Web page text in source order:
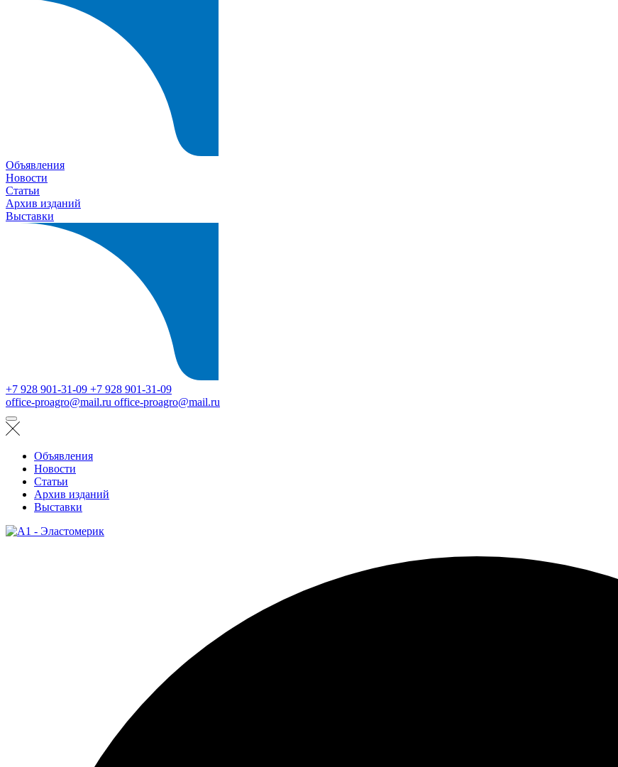
Объявления
Новости
Статьи
Архив изданий
Выставки
+7 928 901-31-09 +7 928 901-31-09
office-proagro@mail.ru office-proagro@mail.ru
Объявления
Новости
Статьи
Архив изданий
Выставки